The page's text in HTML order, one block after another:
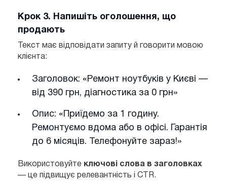
Крок 3. Напишіть оголошення, що
продають
Текст має відповідати запиту й говорити мовою
клієнта:
Заголовок: «Ремонт ноутбуків у Києві —
від 390 грн, діагностика за 0 грн»
Опис: «Приїдемо за 1 годину.
Ремонтуємо вдома або в офісі. Гарантія
до 6 місяців. Телефонуйте зараз!»
Використовуйте ключові слова в заголовках
— це підвищує релевантність і CTR.